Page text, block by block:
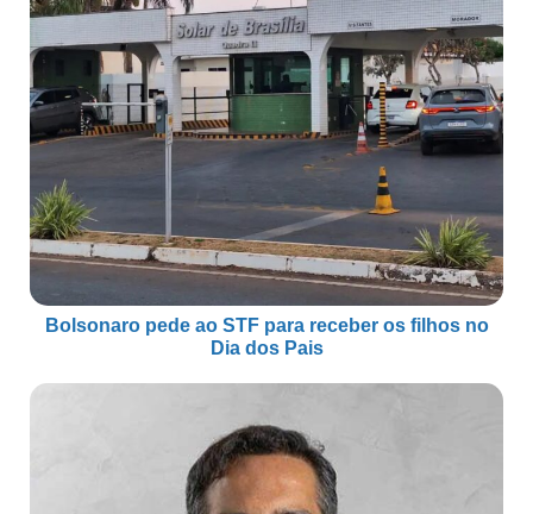
Bolsonaro pede ao STF para receber os filhos no
Dia dos Pais